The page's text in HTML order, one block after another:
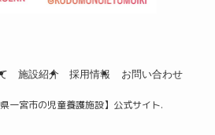
施設紹介 採用情報 お問い合わせ
一宮市の児童養護施設】公式サイト.